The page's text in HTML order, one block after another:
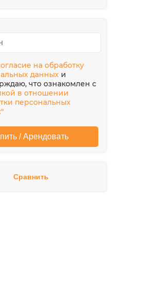
на обработку
данных и
что ознакомлен с
в отношении
персональных
Сравнить